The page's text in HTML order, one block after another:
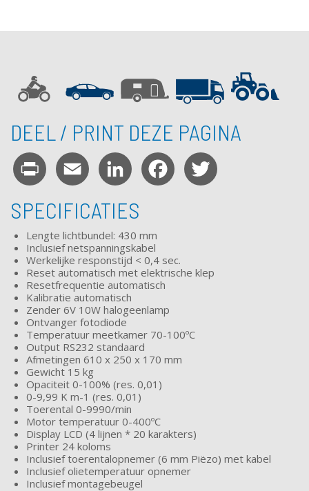
DEEL / PRINT DEZE PAGINA
Print Email LinkedInFacebook
SPECIFICATIES
Lengte lichtbundel: 430 mm
Inclusief netspanningskabel
Werkelijke responstijd < 0,4 sec.
Reset automatisch met elektrische klep
Resetfrequentie automatisch
Kalibratie automatisch
Zender 6V 10W halogeenlamp
Ontvanger fotodiode
Temperatuur meetkamer 70-100ºC
Output RS232 standaard
Afmetingen 610 x 250 x 170 mm
Gewicht 15 kg
Opaciteit 0-100% (res. 0,01)
0-9,99 K m-1 (res. 0,01)
Toerental 0-9990/min
Motor temperatuur 0-400ºC
Display LCD (4 lijnen * 20 karakters)
Printer 24 koloms
Inclusief toerentalopnemer (6 mm Piëzo) met kabel
Inclusief olietemperatuur opnemer
Inclusief montagebeugel